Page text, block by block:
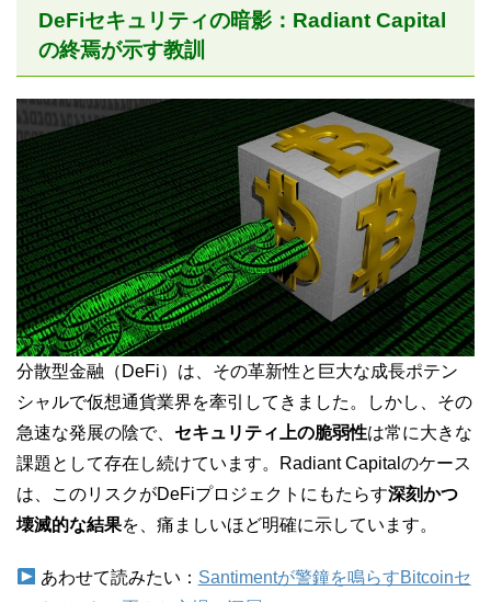
DeFiセキュリティの暗影：Radiant Capital
の終焉が示す教訓
分散型金融（DeFi）は、その革新性と巨大な成長ポテン
シャルで仮想通貨業界を牽引してきました。しかし、その
急速な発展の陰で、 セキュリティ上の脆弱性は常に大きな
課題として存在し続けています。Radiant Capitalのケース
は、このリスクがDeFiプロジェクトにもたらす深刻かつ
壊滅的な結果を、痛ましいほど明確に示しています。
あわせて読みたい： Santimentが警鐘を鳴らすBitcoinセ